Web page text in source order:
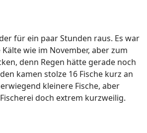
für ein paar Stunden raus. Es war
wie im November, aber zum
denn Regen hätte gerade noch
kamen stolze 16 Fische kurz an
kleinere Fische, aber
doch extrem kurzweilig.